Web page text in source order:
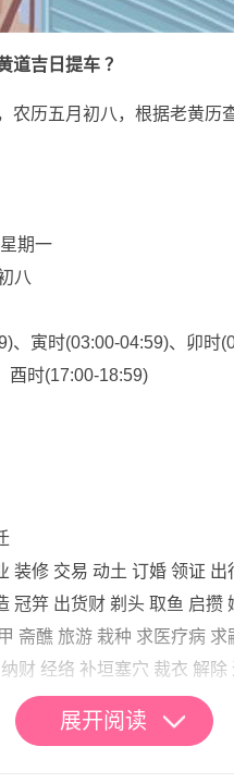
道吉日提车 ？
农历五月初八，根据老黄历
期一
八
、寅时(03:00-04:59)、卯时
酉时(17:00-18:59)
装修 交易 动土 订婚 领证
冠笄 出货财 剃头 取鱼 启攒
斋醮 旅游 栽种 求医疗病
财 经络 补垣塞穴 裁衣 解
展开阅读